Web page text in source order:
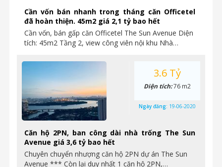
Cần vốn bán nhanh trong tháng căn Officetel
đã hoàn thiện. 45m2 giá 2,1 tỷ bao hết
Cần vốn, bán gấp căn Officetel The Sun Avenue Diện
tích: 45m2 Tầng 2, view công viên nội khu Nhà…
Căn hộ 2PN, ban công dài nhà trống The Sun
Avenue giá 3,6 tỷ bao hết
Chuyên chuyển nhượng căn hộ 2PN dự án The Sun
Avenue *** Còn lại duy nhất 1 căn hộ 2PN,…
3.6 Tỷ
Diện tích:76 m2
Ngày đăng: 19-06-2020